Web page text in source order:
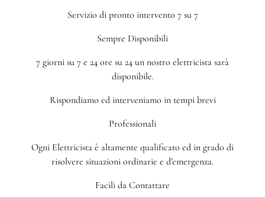
Servizio di pronto intervento 7 su 7
Sempre Disponibili
7 giorni su 7 e 24 ore su 24 un nostro elettricista sarà
disponibile.
Rispondiamo ed interveniamo in tempi brevi
Professionali
Ogni Elettricista è altamente qualificato ed in grado di
risolvere situazioni ordinarie e d’emergenza.
Facili da Contattare